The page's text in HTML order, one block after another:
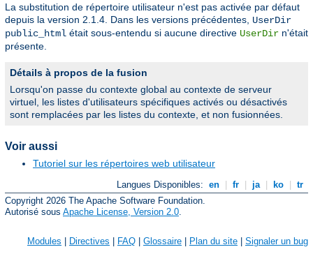
La substitution de répertoire utilisateur n'est pas activée par défaut
depuis la version 2.1.4. Dans les versions précédentes, UserDir
public_html était sous-entendu si aucune directive UserDir n'était
présente.
Détails à propos de la fusion
Lorsqu'on passe du contexte global au contexte de serveur
virtuel, les listes d'utilisateurs spécifiques activés ou désactivés
sont remplacées par les listes du contexte, et non fusionnées.
Voir aussi
Tutoriel sur les répertoires web utilisateur
Langues Disponibles: en fr ja ko
tr
Copyright 2026 The Apache Software Foundation.
Autorisé sous Apache License, Version 2.0
Modules | Directives | FAQ | Glossaire | Plan du site | Signaler un bug